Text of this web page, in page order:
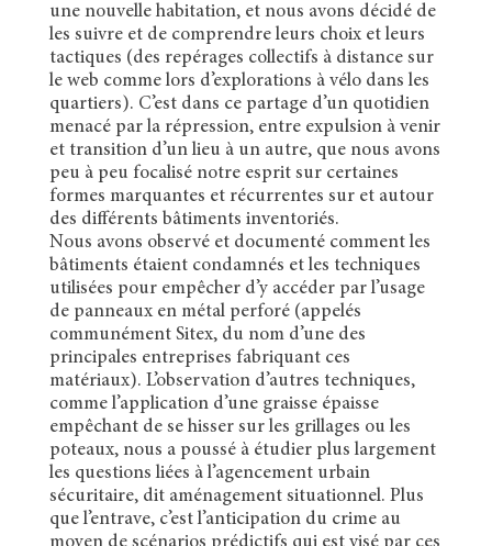
une nouvelle habitation, et nous avons décidé de
les suivre et de comprendre leurs choix et leurs
tactiques (des repérages collectifs à distance sur
le web comme lors d’explorations à vélo dans les
quartiers). C’est dans ce partage d’un quotidien
menacé par la répression, entre expulsion à venir
et transition d’un lieu à un autre, que nous avons
peu à peu focalisé notre esprit sur certaines
formes marquantes et récurrentes sur et autour
des différents bâtiments inventoriés.
Nous avons observé et documenté comment les
bâtiments étaient condamnés et les techniques
utilisées pour empêcher d’y accéder par l’usage
de panneaux en métal perforé (appelés
communément Sitex, du nom d’une des
principales entreprises fabriquant ces
matériaux). L’observation d’autres techniques,
comme l’application d’une graisse épaisse
empêchant de se hisser sur les grillages ou les
poteaux, nous a poussé à étudier plus largement
les questions liées à l’agencement urbain
sécuritaire, dit aménagement situationnel. Plus
que l’entrave, c’est l’anticipation du crime au